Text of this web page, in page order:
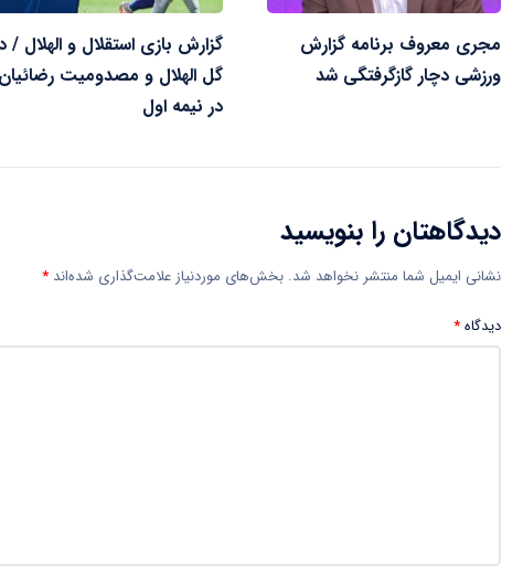
مجری معروف برنامه گزارش
ورزشی دچار گازگرفتگی شد
گزارش بازی استقلال و الهلال /
گل الهلال و مصدومیت رضائیان
در نیمه اول
دیدگاهتان را بنویسید
نشانی ایمیل شما منتشر نخواهد شد. بخش‌های موردنیاز علامت‌گذاری شده‌اند *
دیدگاه*